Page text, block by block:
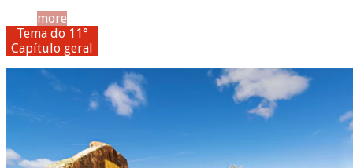
more
Tema do 11°
Capítulo geral